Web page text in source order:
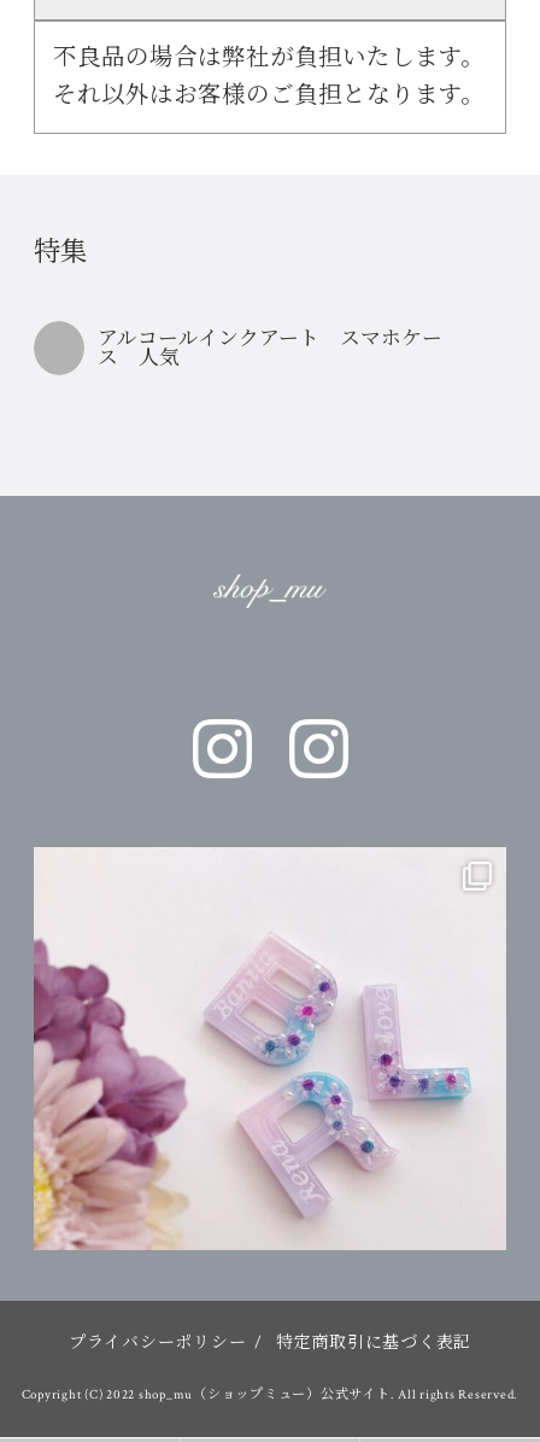
不良品の場合は弊社が負担いたします。
それ以外はお客様のご負担となります。
特集
アルコールインクアート スマホケー
ス 人気
プライバシーポリシー / 特定商取引に基づく表記
Copyright (C) 2022 shop_mu（ショップミュー）公式サイト. All rights Reserved.